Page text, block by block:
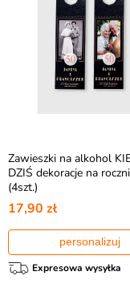
Zawieszki na alkohol
DZIŚ dekoracje na
(4szt.)
17,90 zł
personalizuj
Expresowa wysyłka